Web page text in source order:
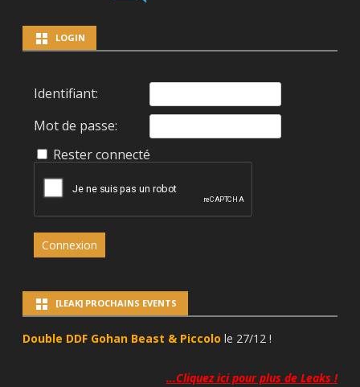
LOGIN
Identifiant:
Mot de passe:
Rester connecté
Connexion
[LEAK] PROCHAINS EVENTS
Double DDF Gohan Beast & Piccolo le 27/12 !
…Cliquez ici pour plus de Leaks !